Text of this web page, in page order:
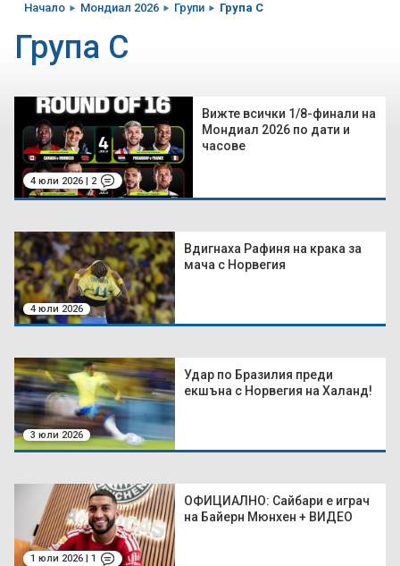
Начало Мондиал 2026 Групи Група C
Група C
4 юли 2026 | 2
Вижте всички 1/8-финали на
Мондиал 2026 по дати и
часове
4 юли 2026
Вдигнаха Рафиня на крака за
мача с Норвегия
3 юли 2026
Удар по Бразилия преди
екшъна с Норвегия на Халанд!
1 юли 2026 | 1
ОФИЦИАЛНО: Сайбари е играч
на Байерн Мюнхен + ВИДЕО